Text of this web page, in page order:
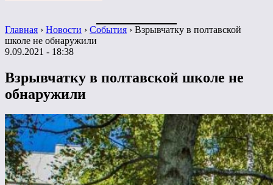
Главная › Новости › События › Взрывчатку в полтавской
школе не обнаружили
9.09.2021 - 18:38
Взрывчатку в полтавской школе не
обнаружили